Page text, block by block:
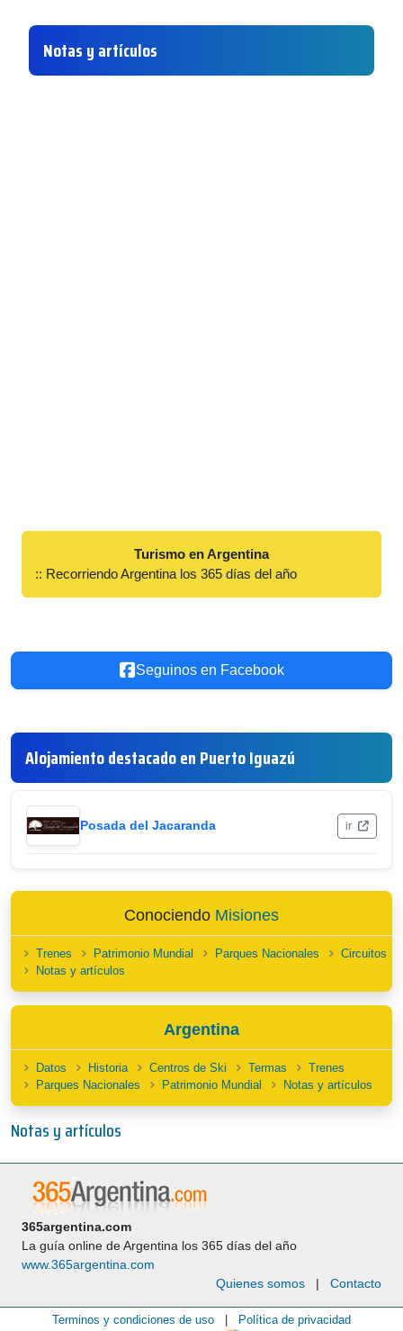
Notas y artículos
Turismo en Argentina
:: Recorriendo Argentina los 365 días del año
Seguinos en Facebook
Alojamiento destacado en Puerto Iguazú
Posada del Jacaranda ir
Conociendo Misiones
Trenes Patrimonio Mundial Parques Nacionales
Circuitos
Notas y artículos
Argentina
Datos Historia Centros de Ski Termas
Trenes
Parques Nacionales
Patrimonio Mundial Notas y artículos
Notas y artículos
365argentina.com
La guía online de Argentina los 365 días del año
www.365argentina.com
Quienes somos | Contacto
Terminos y condiciones de uso
Política de privacidad